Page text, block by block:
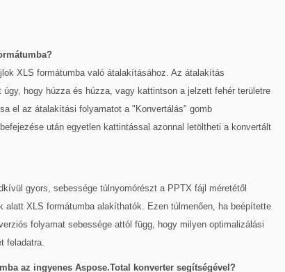
XLS formátumba való átalakításához. Az átalakítás
hogy húzza és húzza, vagy kattintson a jelzett fehér területre
el az átalakítási folyamatot a "Konvertálás" gomb
után egyetlen kattintással azonnal letöltheti a konvertált
gyors, sebessége túlnyomórészt a PPTX fájl méretétől
XLS formátumba alakíthatók. Ezen túlmenően, ha beépítette
folyamat sebessége attól függ, hogy milyen optimalizálási
feladatra.
az ingyenes Aspose.Total konverter segítségével?